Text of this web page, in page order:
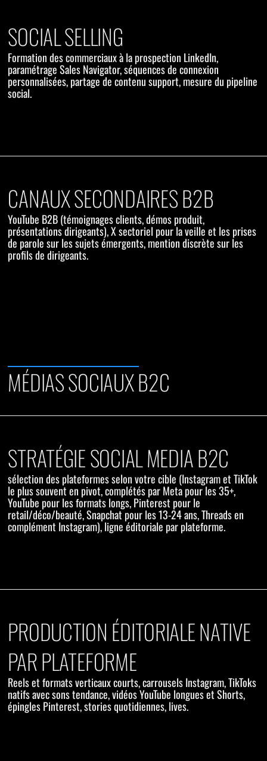
SOCIAL SELLING
Formation des commerciaux à la prospection LinkedIn,
paramétrage Sales Navigator, séquences de connexion
personnalisées, partage de contenu support, mesure du pipeline
social.
CANAUX SECONDAIRES B2B
YouTube B2B (témoignages clients, démos produit,
présentations dirigeants), X sectoriel pour la veille et les prises
de parole sur les sujets émergents, mention discrète sur les
profils de dirigeants.
MÉDIAS SOCIAUX B2C
STRATÉGIE SOCIAL MEDIA B2C
sélection des plateformes selon votre cible (Instagram et TikTok
le plus souvent en pivot, complétés par Meta pour les 35+,
YouTube pour les formats longs, Pinterest pour le
retail/déco/beauté, Snapchat pour les 13-24 ans, Threads en
complément Instagram), ligne éditoriale par plateforme.
PRODUCTION ÉDITORIALE NATIVE
PAR PLATEFORME
Reels et formats verticaux courts, carrousels Instagram, TikToks
natifs avec sons tendance, vidéos YouTube longues et Shorts,
épingles Pinterest, stories quotidiennes, lives.